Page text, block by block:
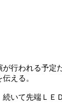
われる予定
える。
いて先端Ｌ